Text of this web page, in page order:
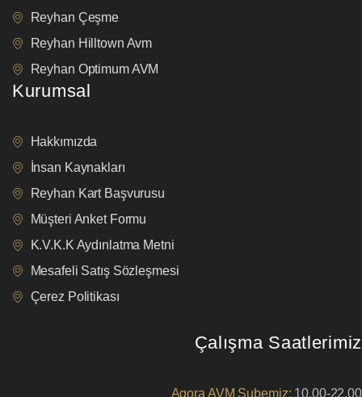
Reyhan Çeşme
Reyhan Hilltown Avm
Reyhan Optimum AVM
Kurumsal
Hakkımızda
İnsan Kaynakları
Reyhan Kart Başvurusu
Müşteri Anket Formu
K.V.K.K Aydınlatma Metni
Mesafeli Satış Sözleşmesi
Çerez Politikası
Çalışma Saatlerimiz
Agora AVM Şubemiz: 10.00-22.00